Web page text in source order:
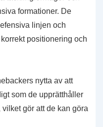
formationer. De
linjen och
positionering och
nytta av att
som de upprätthåller
gör att de kan göra